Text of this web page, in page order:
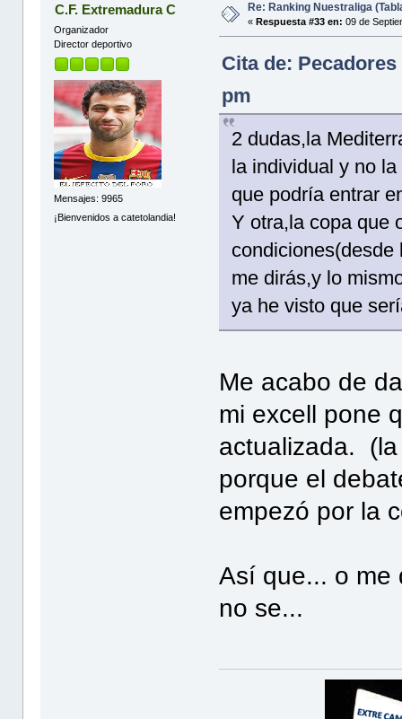
C.F. Extremadura C
Organizador
Director deportivo
Mensajes: 9965
¡Bienvenidos a catetolandia!
Re: Ranking Nuestraliga
« Respuesta #33 en: 09 de
Cita de: Pecadores
pm
2 dudas,la
la individual y no
que podría entrar
Y otra,la copa que
me dirás,y lo
ya he visto que
Me acabo de
mi excell pone
actualizada.
porque el
empezó por la
Así que... o me
no se...